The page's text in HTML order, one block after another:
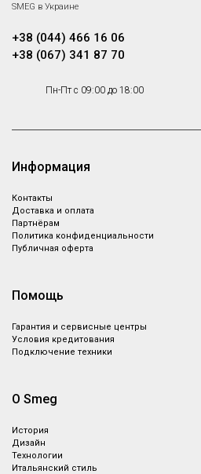
SMEG в Украине
+38 (044) 466 16 06
+38 (067) 341 87 70
Пн-Пт с 09:00 до 18:00
Информация
Контакты
Доставка и оплата
Партнёрам
Политика конфиденциальности
Публичная оферта
Помощь
Гарантия и сервисные центры
Условия кредитования
Подключение техники
О Smeg
История
Дизайн
Технологии
Итальянский стиль